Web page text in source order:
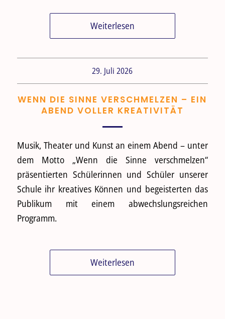
Weiterlesen
29. Juli 2026
WENN DIE SINNE VERSCHMELZEN – EIN
ABEND VOLLER KREATIVITÄT
Musik, Theater und Kunst an einem Abend – unter
dem Motto „Wenn die Sinne verschmelzen“
präsentierten Schülerinnen und Schüler unserer
Schule ihr kreatives Können und begeisterten das
Publikum mit einem abwechslungsreichen
Programm.
Weiterlesen